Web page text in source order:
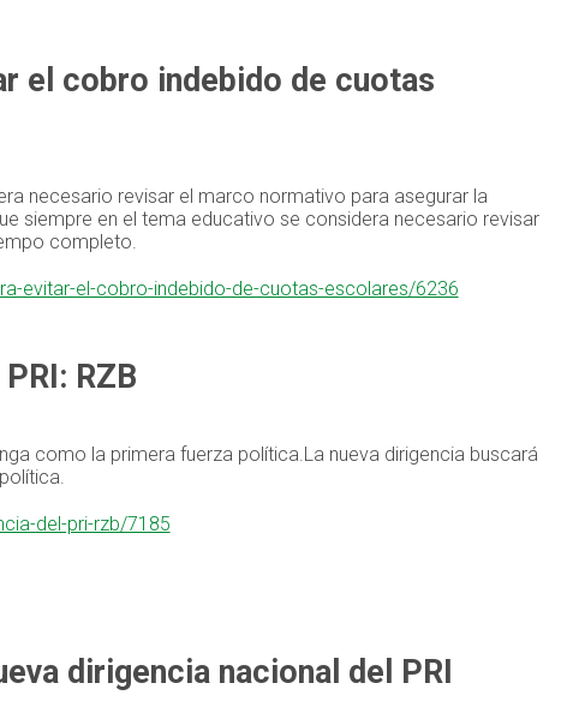
el cobro indebido de cuotas
necesario revisar el marco normativo para asegurar la
siempre en el tema educativo se considera necesario revisar
completo.
evitar-el-cobro-indebido-de-cuotas-escolares/6236
RZB
como la primera fuerza política.La nueva dirigencia buscará
del-pri-rzb/7185
dirigencia nacional del PRI